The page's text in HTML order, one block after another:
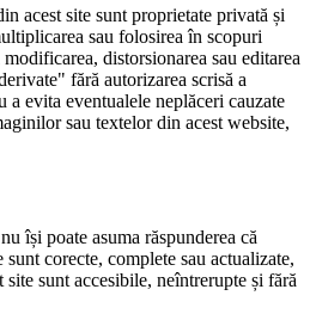
acest site sunt proprietate privată și
sau folosirea în scopuri
distorsionarea sau editarea
fără autorizarea scrisă a
evita eventualele neplăceri cauzate
sau textelor din acest website,
își poate asuma răspunderea că
corecte, complete sau actualizate,
sunt accesibile, neîntrerupte și fără